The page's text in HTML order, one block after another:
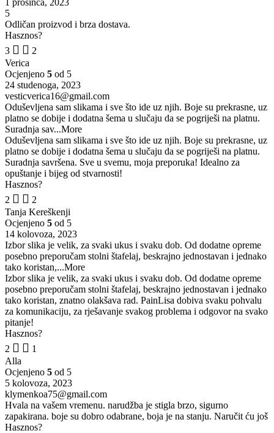
5
Odličan proizvod i brza dostava.
Hasznos?
3
2
Verica
Ocjenjeno 5 od 5
24 studenoga, 2023
vesticverica16@gmail.com
Oduševljena sam slikama i sve što ide uz njih. Boje su prekrasne, uz
platno se dobije i dodatna šema u slučaju da se pogriješi na platnu.
Suradnja sav...More
Oduševljena sam slikama i sve što ide uz njih. Boje su prekrasne, uz
platno se dobije i dodatna šema u slučaju da se pogriješi na platnu.
Suradnja savršena. Sve u svemu, moja preporuka! Idealno za
opuštanje i bijeg od stvarnosti!
Hasznos?
2
2
Tanja Kereškenji
Ocjenjeno 5 od 5
14 kolovoza, 2023
Izbor slika je velik, za svaki ukus i svaku dob. Od dodatne opreme
posebno preporučam stolni štafelaj, beskrajno jednostavan i jednako
tako koristan,...More
Izbor slika je velik, za svaki ukus i svaku dob. Od dodatne opreme
posebno preporučam stolni štafelaj, beskrajno jednostavan i jednako
tako koristan, znatno olakšava rad. PainLisa dobiva svaku pohvalu
za komunikaciju, za rješavanje svakog problema i odgovor na svako
pitanje!
Hasznos?
2
1
Alla
Ocjenjeno 5 od 5
5 kolovoza, 2023
klymenkoa75@gmail.com
Hvala na vašem vremenu. narudžba je stigla brzo, sigurno
zapakirana. boje su dobro odabrane, boja je na stanju. Naručit ću još
Hasznos?